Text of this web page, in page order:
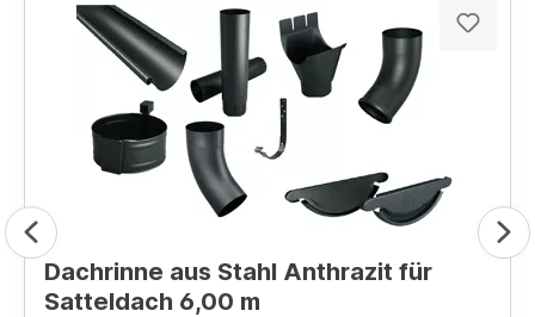
Dachrinne aus Stahl Anthrazit für
Satteldach 6,00 m